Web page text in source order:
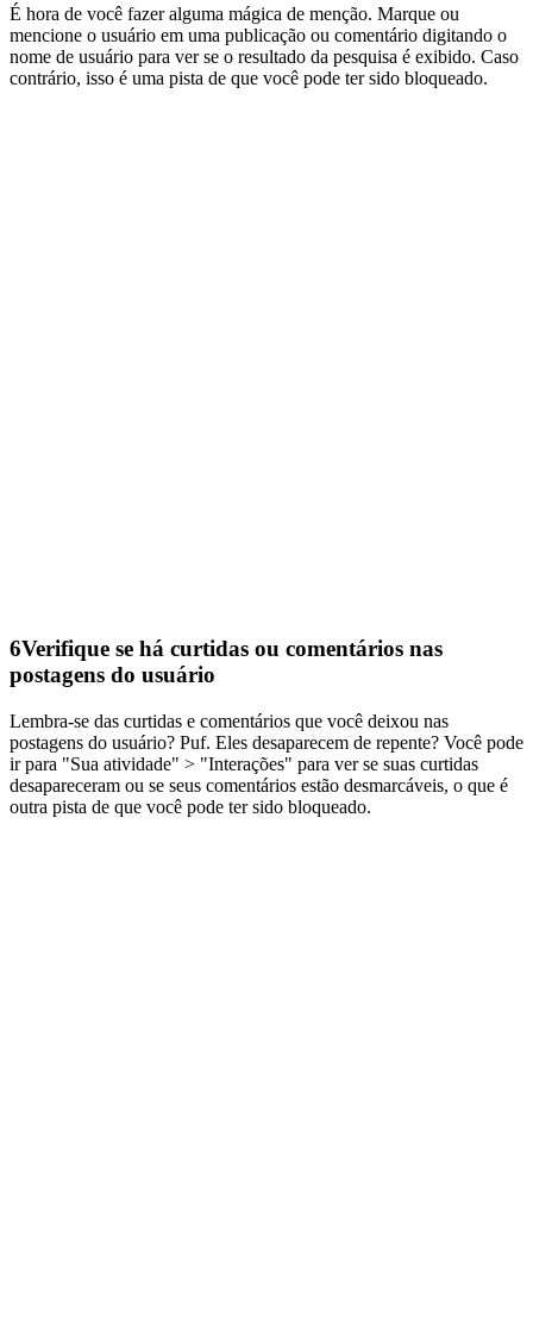
É hora de você fazer alguma mágica de menção. Marque ou
mencione o usuário em uma publicação ou comentário digitando o
nome de usuário para ver se o resultado da pesquisa é exibido. Caso
contrário, isso é uma pista de que você pode ter sido bloqueado.
6Verifique se há curtidas ou comentários nas
postagens do usuário
Lembra-se das curtidas e comentários que você deixou nas
postagens do usuário? Puf. Eles desaparecem de repente? Você pode
ir para "Sua atividade" > "Interações" para ver se suas curtidas
desapareceram ou se seus comentários estão desmarcáveis, o que é
outra pista de que você pode ter sido bloqueado.